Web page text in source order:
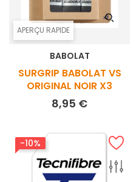
APERÇU RAPIDE
BABOLAT
SURGRIP BABOLAT VS
ORIGINAL NOIR X3
8,95 €Prix
-10%